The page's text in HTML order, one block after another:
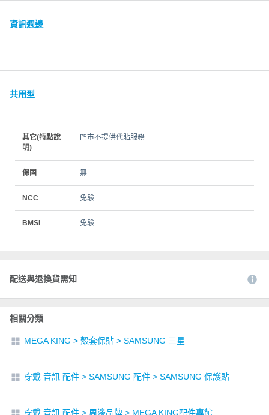
資訊週邊
共用型
其它(特點說
明)
門市不提供代貼服務
保固 無
NCC 免驗
BMSI 免驗
配送與退換貨需知
相關分類
MEGA KING > 殼套保貼 > SAMSUNG 三星
穿戴 音訊 配件 > SAMSUNG 配件 > SAMSUNG 保護貼
穿戴 音訊 配件 > 周邊品牌 > MEGA KING配件專館